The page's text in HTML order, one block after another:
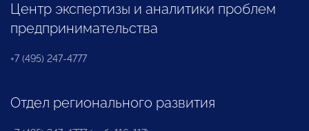
Центр экспертизы и аналитики проблем
предпринимательства
+7 (495) 247-4777
Отдел регионального развития